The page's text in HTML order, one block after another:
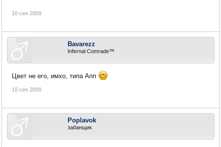
10 сен 2009
Bavarezz
Infernal Comrade™
Цвет не его, имхо, типа Апп
10 сен 2009
Poplavok
забанщик